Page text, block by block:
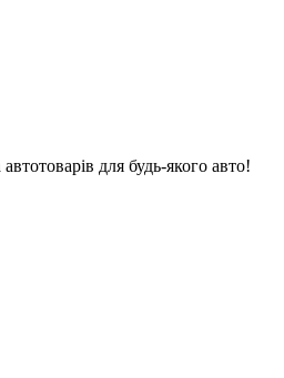
для будь-якого авто!